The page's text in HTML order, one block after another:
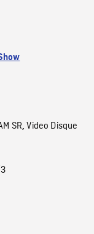
SR,Video Disque